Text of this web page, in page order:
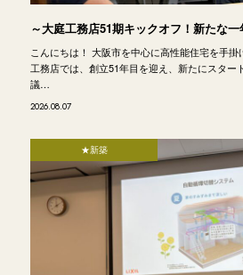
～大庭工務店51期キックオフ！新たな
こんにちは！ 大阪市を中心に高性能住宅を手
工務店では、創立51年目を迎え、新たにスター
議…
2026.08.07
★新築